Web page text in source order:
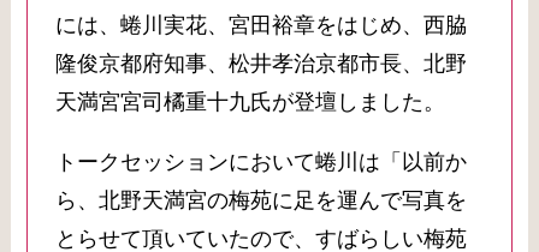
には、蜷川実花、宮田裕章をはじめ、西脇
隆俊京都府知事、松井孝治京都市長、北野
天満宮宮司橘重十九氏が登壇しました。
トークセッションにおいて蜷川は「以前か
ら、北野天満宮の梅苑に足を運んで写真を
とらせて頂いていたので、すばらしい梅苑